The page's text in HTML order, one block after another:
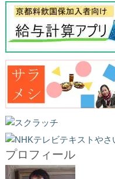
プロフィール